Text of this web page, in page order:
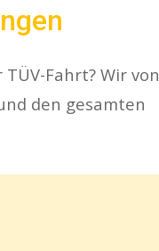
Fahrt? Wir von
den gesamten